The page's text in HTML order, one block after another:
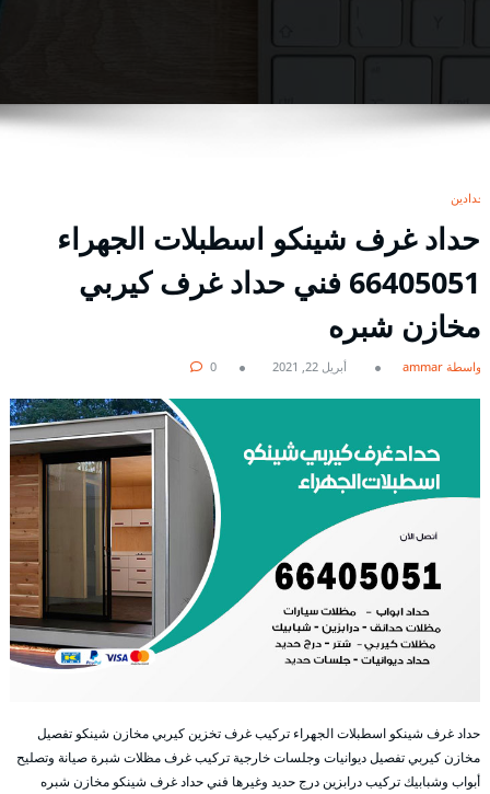
حدادين
حداد غرف شينكو اسطبلات الجهراء
66405051 فني حداد غرف كيربي
مخازن شبره
بواسطة ammar أبريل 22, 2021 0
حداد غرف شينكو اسطبلات الجهراء تركيب غرف تخزين كيربي مخازن شينكو تفصيل
مخازن كيربي تفصيل ديوانيات وجلسات خارجية تركيب غرف مظلات شبرة صيانة وتصليح
أبواب وشبابيك تركيب درابزين درج حديد وغيرها فني حداد غرف شينكو مخازن شبره